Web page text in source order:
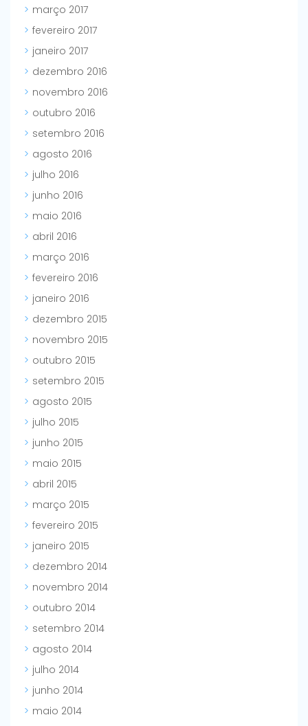
março 2017
fevereiro 2017
janeiro 2017
dezembro 2016
novembro 2016
outubro 2016
setembro 2016
agosto 2016
julho 2016
junho 2016
maio 2016
abril 2016
março 2016
fevereiro 2016
janeiro 2016
dezembro 2015
novembro 2015
outubro 2015
setembro 2015
agosto 2015
julho 2015
junho 2015
maio 2015
abril 2015
março 2015
fevereiro 2015
janeiro 2015
dezembro 2014
novembro 2014
outubro 2014
setembro 2014
agosto 2014
julho 2014
junho 2014
maio 2014